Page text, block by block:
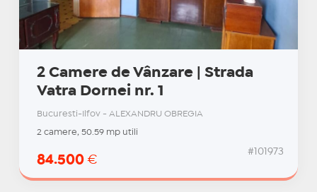
2 Camere de Vânzare | Strada
Vatra Dornei nr. 1
Bucuresti-Ilfov - ALEXANDRU OBREGIA
2 camere, 50.59 mp utili
84.500 €
#101973